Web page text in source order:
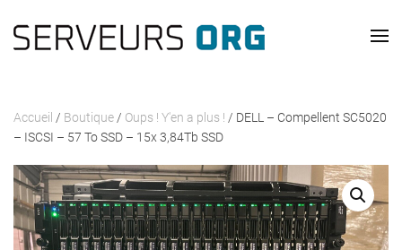
Passer au contenu principal
Accueil / Boutique / Oups ! Y'en a plus ! / DELL – Compellent SC5020
– ISCSI – 57 To SSD – 15x 3,84Tb SSD